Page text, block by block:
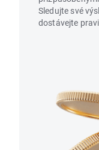
Sledujte své
dostávejte